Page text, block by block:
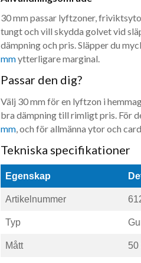
30 mm passar lyftzoner,
tungt och vill skydda golvet vid
dämpning och pris. Släpper du
mmytterligare marginal.
Passar den dig?
Välj 30 mm för en lyftzon i
bra dämpning till rimligt pris. För
mm, och för allmänna ytor och
Tekniska specifikationer
Egenskap
Artikelnummer
Typ
Mått 50